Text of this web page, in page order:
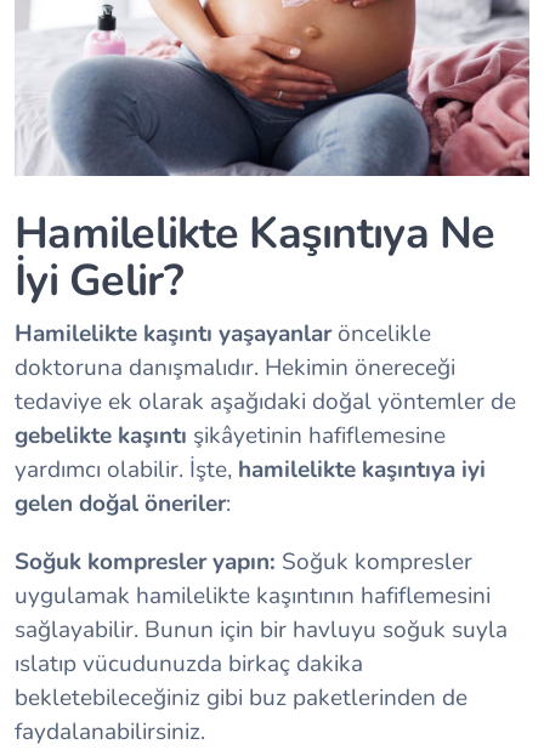
Hamilelikte Kaşıntıya Ne
İyi Gelir?
Hamilelikte kaşıntı yaşayanlaröncelikle
doktoruna danışmalıdır. Hekimin önereceği
tedaviye ek olarak aşağıdaki doğal yöntemler de
gebelikte kaşıntı şikâyetinin hafiflemesine
yardımcı olabilir. İşte, hamilelikte kaşıntıya iyi
gelen doğal öneriler:
Soğuk kompresler yapın: Soğuk kompresler
uygulamak hamilelikte kaşıntının hafiflemesini
sağlayabilir. Bunun için bir havluyu soğuk suyla
ıslatıp vücudunuzda birkaç dakika
bekletebileceğiniz gibi buz paketlerinden de
faydalanabilirsiniz.